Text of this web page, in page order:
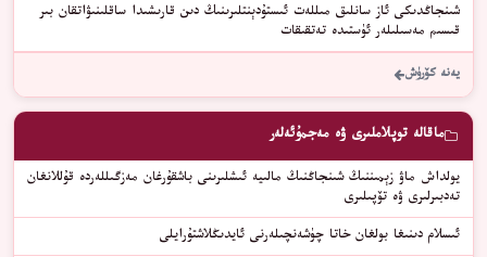
شىنجاڭدىكى ئاز سانلىق مىللەت ئىستۇدېنتلىرىنىڭ دىن قارىشىدا ساقلىنىۋاتقان بىر
قىسىم مەسىلىلەر ئۈستىدە تەتقىقات
يەنە كۆرۈش
ماقالە توپلاملىرى ۋە مەجمۇئەلەر
يولداش ماۋ زېمىننىڭ شىنجاڭنىڭ مالىيە ئىشلىرىنى باشقۇرغان مەزگىللەردە قۇللانغان
تەدبىرلىرى ۋە تۆپىلىرى
ئىسلام دىنىغا بولغان خاتا چۈشەنچىلەرنى ئايدىڭلاشتۇرايلى